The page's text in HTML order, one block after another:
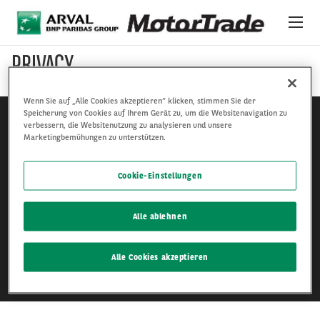
Direkt zum Inhalt
PRIVACY
Impressum
Datenschutzerklärung
FAHRZEUGE
ÜBER UNS
INTERNATIONALE ANGEBOTE
LEISTUNGEN & SUPPORT
Wenn Sie auf „Alle Cookies akzeptieren“ klicken, stimmen Sie der
Speicherung von Cookies auf Ihrem Gerät zu, um die Websitenavigation zu
verbessern, die Websitenutzung zu analysieren und unsere
Marketingbemühungen zu unterstützen.
Cookie-Einstellungen
Alle ablehnen
Alle Cookies akzeptieren